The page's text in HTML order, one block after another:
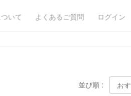
いて よくあるご質問 ログイン
並び順 :